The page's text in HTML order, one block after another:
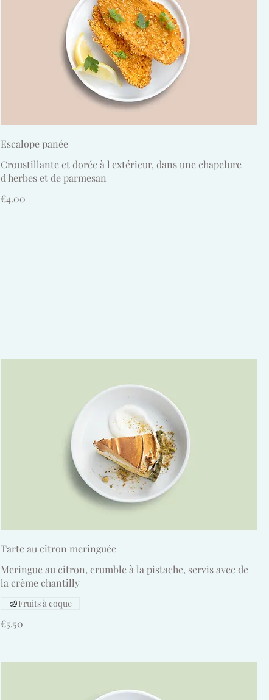
Escalope panée
Croustillante et dorée à l'extérieur, dans une chapelure
d'herbes et de parmesan
€4.00
Tarte au citron meringuée
Meringue au citron, crumble à la pistache, servis avec de
la crème chantilly
€5.50
Fruits à coque